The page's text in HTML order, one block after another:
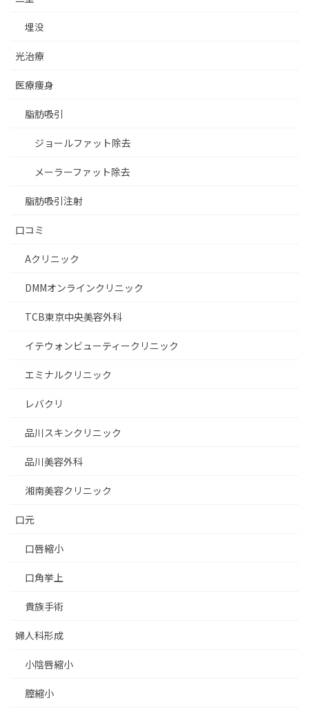
埋没
光治療
医療痩身
脂肪吸引
ジョールファット除去
メーラーファット除去
脂肪吸引注射
口コミ
Aクリニック
DMMオンラインクリニック
TCB東京中央美容外科
イテウォンビューティークリニック
エミナルクリニック
レバクリ
品川スキンクリニック
品川美容外科
湘南美容クリニック
口元
口唇縮小
口角挙上
貴族手術
婦人科形成
小陰唇縮小
膣縮小